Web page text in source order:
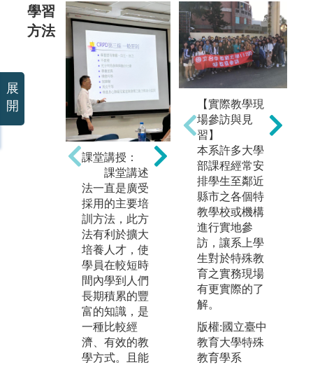
學習
方法
課堂講授：
課堂講述
法一直是廣受
採用的主要培
訓方法，此方
法有利於擴大
培養人才，使
學員在較短時
間內學到人們
長期積累的豐
富的知識，是
一種比較經
濟、有效的教
學方式。且能
分組討論：
是以學生導
向，一種具平
等參與及互動
的策略，為結
合小組學習及
討論學習等多
項特質的教學
方法，提供了
豐富的學習脈
絡，具有甚多
功能。而小組
討論具有一個
主題，且談論
的內容與主題
有關。成員係
透過語言及非
語言的方式彼
【實際教學現
場參訪與見
習】
本系許多大學
部課程經常安
排學生至鄰近
縣市之各個特
教學校或機構
進行實地參
訪，讓系上學
生對於特殊教
育之實務現場
有更實際的了
解。
版權:國立臺中
教育大學特殊
教育學系
展
開